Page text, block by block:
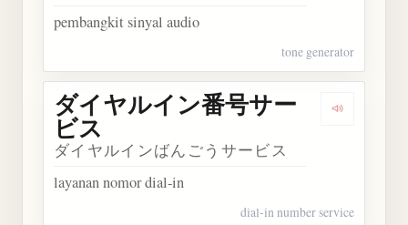
pembangkit sinyal audio
tone generator
ダイヤルイン番号サー
ビス
ダイヤルインばんごうサービス
layanan nomor dial-in
dial-in number service